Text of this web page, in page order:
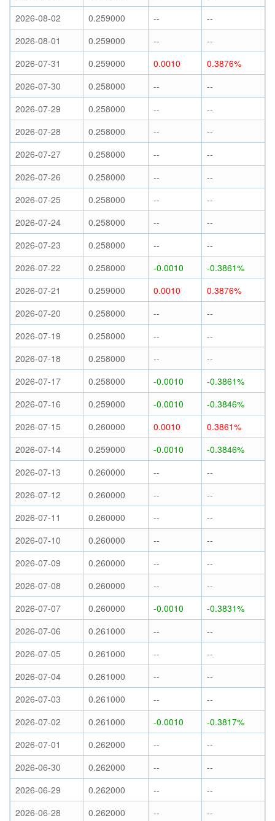
2026-08-02
0.259000 --
--
2026-08-01
0.259000 --
--
2026-07-31
0.259000 0.0010
0.3876%
2026-07-30
0.258000 --
--
2026-07-29
0.258000 --
--
2026-07-28
0.258000 --
--
2026-07-27
0.258000 --
--
2026-07-26
0.258000 --
--
2026-07-25
0.258000 --
--
2026-07-24
0.258000 --
--
2026-07-23
0.258000 --
--
2026-07-22
0.258000 -0.0010
-0.3861%
2026-07-21
0.259000 0.0010
0.3876%
2026-07-20
0.258000 --
--
2026-07-19
0.258000 --
--
2026-07-18
0.258000 --
--
2026-07-17
0.258000 -0.0010
-0.3861%
2026-07-16
0.259000 -0.0010
-0.3846%
2026-07-15
0.260000 0.0010
0.3861%
2026-07-14
0.259000 -0.0010
-0.3846%
2026-07-13
0.260000 --
--
2026-07-12
0.260000 --
--
2026-07-11
0.260000 --
--
2026-07-10
0.260000 --
--
2026-07-09
0.260000 --
--
2026-07-08
0.260000 --
--
2026-07-07
0.260000 -0.0010
-0.3831%
2026-07-06
0.261000 --
--
2026-07-05
0.261000 --
--
2026-07-04
0.261000 --
--
2026-07-03
0.261000 --
--
2026-07-02
0.261000 -0.0010
-0.3817%
2026-07-01
0.262000 --
--
2026-06-30
0.262000 --
--
2026-06-29
0.262000 --
--
2026-06-28
0.262000 -- --